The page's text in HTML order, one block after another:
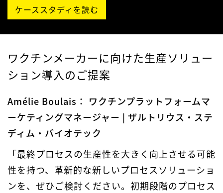
ケーススタディを読む
ワクチンメーカーに向けた生産ソリュー
ション導入のご提案
Amélie Boulais： ワクチンプラットフォームマ
ーケティングマネージャー | ザルトリウス・ステ
ディム・バイオテック
「最終プロセスの生産性を大きく向上させる可能
性を持つ、革新的な新しいプロセスソリューショ
ンを、ぜひご検討ください。初期段階のプロセス